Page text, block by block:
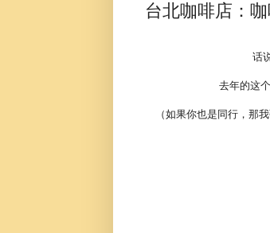
台北咖啡店：
话
去年的这
（如果你也是同行，那